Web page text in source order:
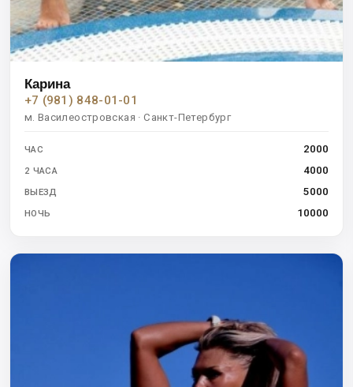
Карина
+7 (981) 848-01-01
м. Василеостровская · Санкт-Петербург
ЧАС 2000
2 ЧАСА 4000
ВЫЕЗД 5000
НОЧЬ 10000